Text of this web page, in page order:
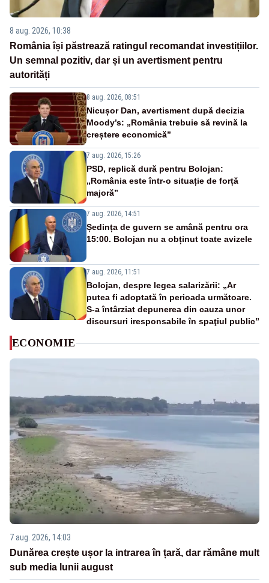
8 aug. 2026, 10:38
România își păstrează ratingul recomandat investițiilor.
Un semnal pozitiv, dar și un avertisment pentru
autorități
8 aug. 2026, 08:51
Nicușor Dan, avertisment după decizia
Moody’s: „România trebuie să revină la
creștere economică”
7 aug. 2026, 15:26
PSD, replică dură pentru Bolojan:
„România este într-o situație de forță
majoră”
7 aug. 2026, 14:51
Ședința de guvern se amână pentru ora
15:00. Bolojan nu a obținut toate avizele
7 aug. 2026, 11:51
Bolojan, despre legea salarizării: „Ar
putea fi adoptată în perioada următoare.
S-a întârziat depunerea din cauza unor
discursuri iresponsabile în spaţiul public”
ECONOMIE
7 aug. 2026, 14:03
Dunărea crește ușor la intrarea în țară, dar rămâne mult
sub media lunii august